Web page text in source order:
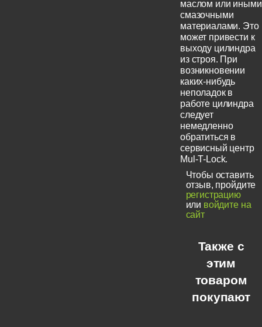
маслом или иными
смазочными
материалами. Это
может привести к
выходу цилиндра
из строя. При
возникновении
каких-нибудь
неполадок в
работе цилиндра
следует
немедленно
обратиться в
сервисный центр
Mul-T-Lock.
Чтобы оставить
отзыв, пройдите
регистрацию
или войдите на
сайт
Также с
этим
товаром
покупают